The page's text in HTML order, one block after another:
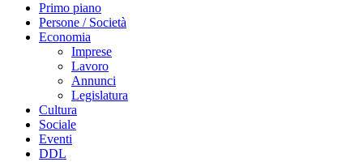
Primo piano
Persone / Società
Economia
Imprese
Lavoro
Annunci
Legislatura
Cultura
Sociale
Eventi
DDL